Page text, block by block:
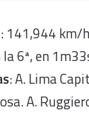
: 141,944 km/
la 6ª, en
: A. Lima
A.